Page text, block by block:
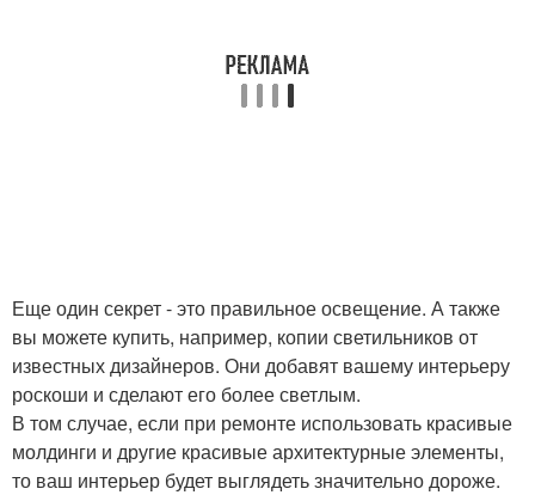
Еще один секрет - это правильное освещение. А также
вы можете купить, например, копии светильников от
известных дизайнеров. Они добавят вашему интерьеру
роскоши и сделают его более светлым.
В том случае, если при ремонте использовать красивые
молдинги и другие красивые архитектурные элементы,
то ваш интерьер будет выглядеть значительно дороже.